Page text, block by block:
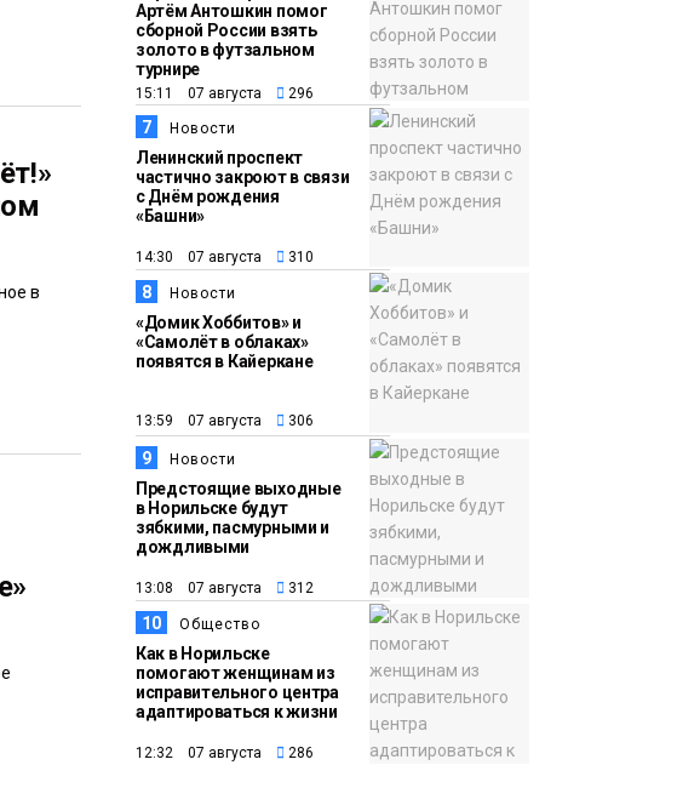
в
Артём Антошкин помог
сборной России взять
золото в футзальном
турнире
15:11 07 августа 296
7 Новости
Ленинский проспект
частично закроют в связи
с Днём рождения
«Башни»
14:30 07 августа 310
8 Новости
«Домик Хоббитов» и
«Самолёт в облаках»
появятся в Кайеркане
13:59 07 августа 306
9 Новости
Предстоящие выходные
в Норильске будут
зябкими, пасмурными и
дождливыми
13:08 07 августа 312
10 Общество
Как в Норильске
помогают женщинам из
исправительного центра
адаптироваться к жизни
12:32 07 августа 286